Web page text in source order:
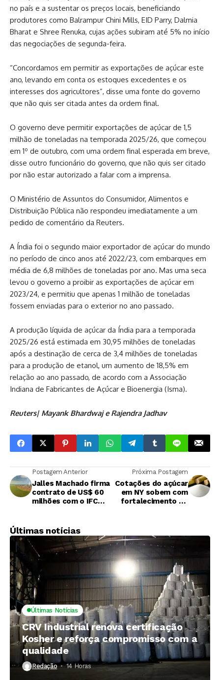
no país e a sustentar os preços locais, beneficiando
produtores como Balrampur Chini Mills, EID Parry, Dalmia
Bharat e Shree Renuka, cujas ações subiram até 5% no início
das negociações de segunda-feira.
“Concordamos em permitir as exportações de açúcar este
ano, levando em conta os estoques excedentes e os
interesses dos agricultores”, disse uma fonte do governo
que não quis ser citada antes da ordem final.
O governo deve permitir exportações de açúcar de 1,5
milhão de toneladas na temporada 2025/26, que começou
em 1º de outubro, com uma ordem final esperada em breve,
disse outro funcionário do governo, que não quis ser citado
por não estar autorizado a falar com a imprensa.
O Ministério de Assuntos do Consumidor, Alimentos e
Distribuição Pública não respondeu imediatamente a um
pedido de comentário da Reuters.
A Índia foi o segundo maior exportador de açúcar do mundo
no período de cinco anos até 2022/23, com embarques em
média de 6,8 milhões de toneladas por ano. Mas uma seca
levou o governo a proibir as exportações de açúcar em
2023/24, e permitiu que apenas 1 milhão de toneladas
fossem enviadas para o exterior no ano passado.
A produção líquida de açúcar da Índia para a temporada
2025/26 está estimada em 30,95 milhões de toneladas
após a destinação de cerca de 3,4 milhões de toneladas
para a produção de etanol, um aumento de 18,5% em
relação ao ano passado, de acordo com a Associação
Indiana de Fabricantes de Açúcar e Bioenergia (Isma).
Reuters| Mayank Bhardwaj e Rajendra Jadhav
Postagem Anterior
Jalles Machado firma
contrato de US$ 60
milhões com o IFC
Próxima Postagem
Cotações do açúcar
em NY sobem com
fortalecimento do
Últimas notícias
Últimas Notícias
CRV Industrial renova certificação
Kosher e reforça compromisso com a
qualidade
Redação 14 Horas ⁮